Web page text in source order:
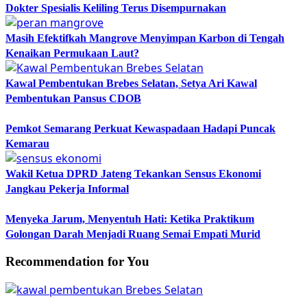
Dokter Spesialis Keliling Terus Disempurnakan
Masih Efektifkah Mangrove Menyimpan Karbon di Tengah
Kenaikan Permukaan Laut?
Kawal Pembentukan Brebes Selatan, Setya Ari Kawal
Pembentukan Pansus CDOB
Pemkot Semarang Perkuat Kewaspadaan Hadapi Puncak
Kemarau
Wakil Ketua DPRD Jateng Tekankan Sensus Ekonomi
Jangkau Pekerja Informal
Menyeka Jarum, Menyentuh Hati: Ketika Praktikum
Golongan Darah Menjadi Ruang Semai Empati Murid
Recommendation for You